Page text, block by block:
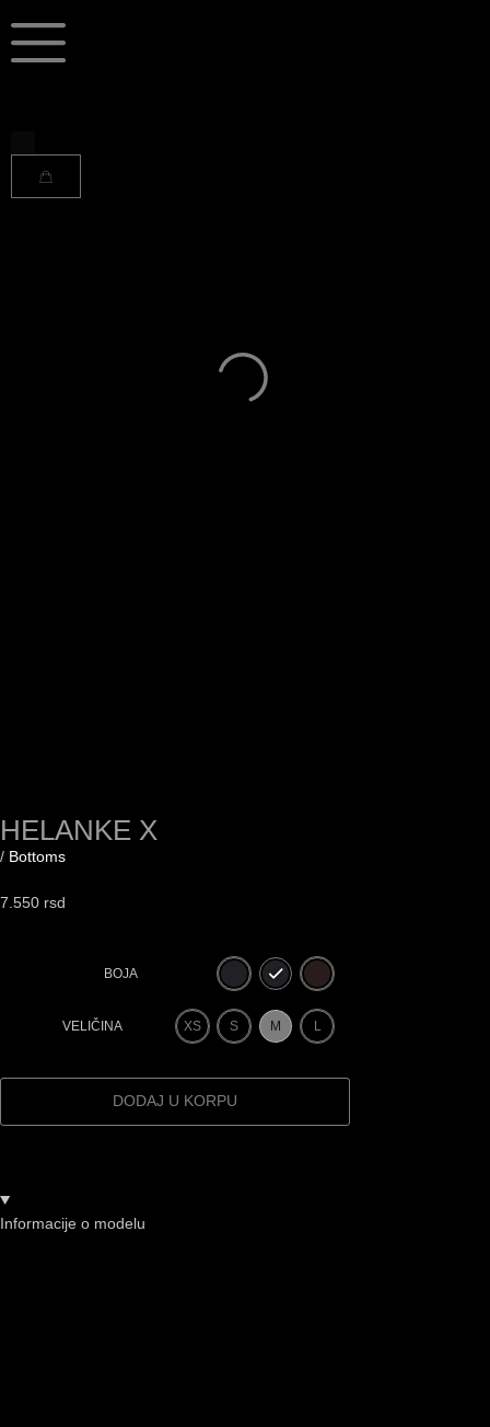
HELANKE X
/ Bottoms
7.550 rsd
BOJA
VELIČINA XS S M L
DODAJ U KORPU
Informacije o modelu